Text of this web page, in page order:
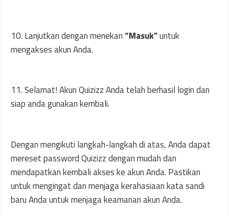
10. Lanjutkan dengan menekan“Masuk”untuk
mengakses akun Anda.
11. Selamat! Akun Quizizz Anda telah berhasil login dan
siap anda gunakan kembali.
Dengan mengikuti langkah-langkah di atas, Anda dapat
mereset password Quizizz dengan mudah dan
mendapatkan kembali akses ke akun Anda. Pastikan
untuk mengingat dan menjaga kerahasiaan kata sandi
baru Anda untuk menjaga keamanan akun Anda.